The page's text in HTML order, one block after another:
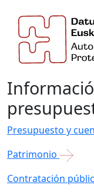
Presupuesto y
Patrimonio
Contratación